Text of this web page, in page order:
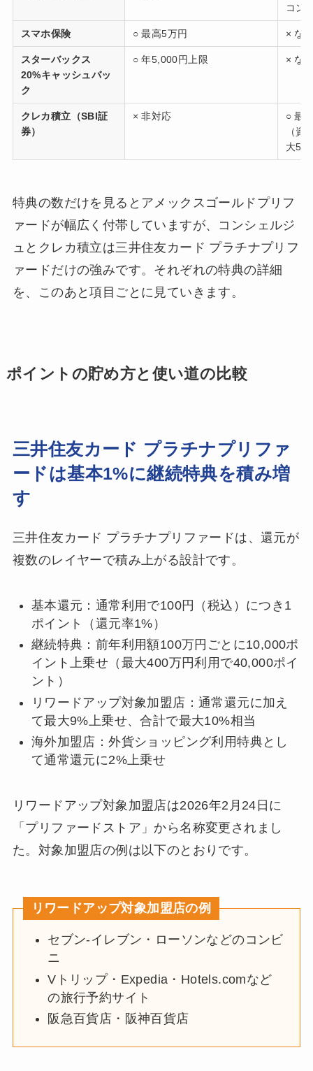
コン
スマホ保険 ○ 最高5万円 × な
スターバックス
20%キャッシュバッ
ク
○ 年5,000円上限 × な
クレカ積立（SBI証
券）
× 非対応
○ 最
（資
大5%
特典の数だけを見るとアメックスゴールドプリフ
ァードが幅広く付帯していますが、コンシェルジ
ュとクレカ積立は三井住友カード プラチナプリフ
ァードだけの強みです。それぞれの特典の詳細
を、このあと項目ごとに見ていきます。
ポイントの貯め方と使い道の比較
三井住友カード プラチナプリファ
ードは基本1%に継続特典を積み増
す
三井住友カード プラチナプリファードは、還元が
複数のレイヤーで積み上がる設計です。
基本還元：通常利用で100円（税込）につき1
ポイント（還元率1%）
継続特典：前年利用額100万円ごとに10,000ポ
イント上乗せ（最大400万円利用で40,000ポイ
ント）
リワードアップ対象加盟店：通常還元に加え
て最大9%上乗せ、合計で最大10%相当
海外加盟店：外貨ショッピング利用特典とし
て通常還元に2%上乗せ
リワードアップ対象加盟店は2026年2月24日に
「プリファードストア」から名称変更されまし
た。対象加盟店の例は以下のとおりです。
リワードアップ対象加盟店の例
セブン‐イレブン・ローソンなどのコンビ
ニ
Vトリップ・Expedia・Hotels.comなど
の旅行予約サイト
阪急百貨店・阪神百貨店